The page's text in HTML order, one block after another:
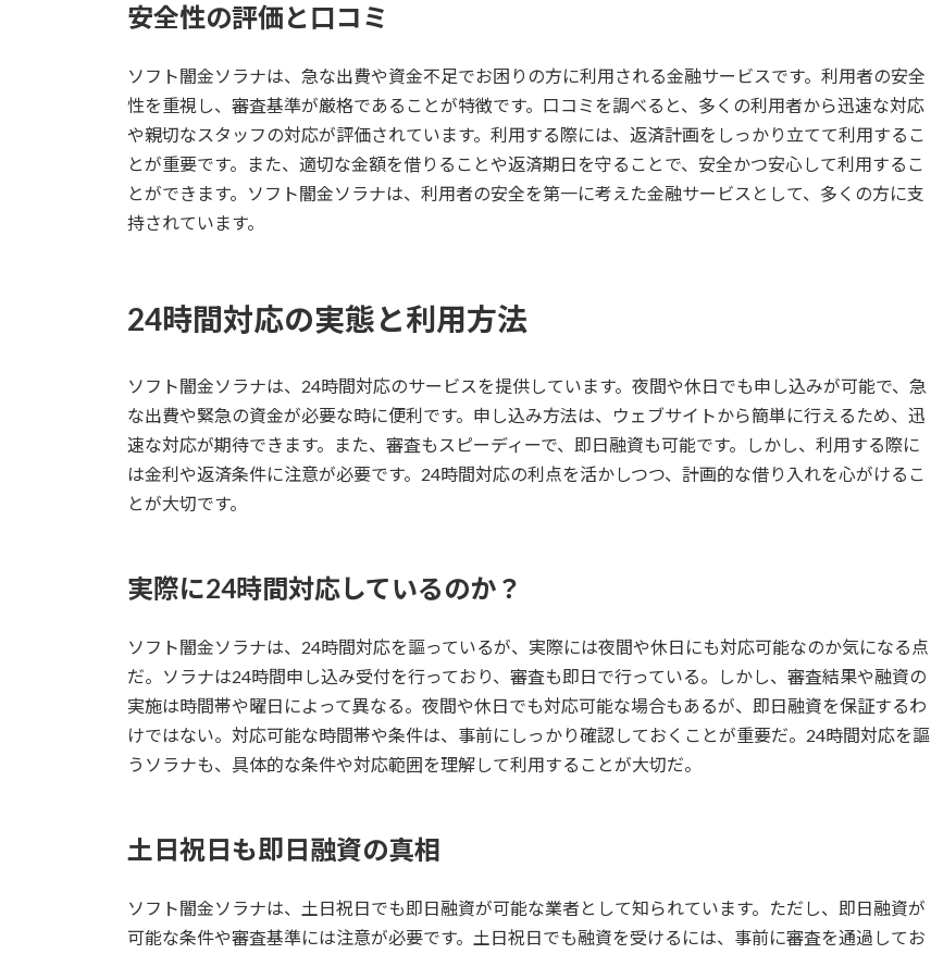
安全性の評価と口コミ
ソフト闇金ソラナは、急な出費や資金不足でお困りの方に利用される金融サービスです。利用者の安全
性を重視し、審査基準が厳格であることが特徴です。口コミを調べると、多くの利用者から迅速な対応
や親切なスタッフの対応が評価されています。利用する際には、返済計画をしっかり立てて利用するこ
とが重要です。また、適切な金額を借りることや返済期日を守ることで、安全かつ安心して利用するこ
とができます。ソフト闇金ソラナは、利用者の安全を第一に考えた金融サービスとして、多くの方に支
持されています。
24時間対応の実態と利用方法
ソフト闇金ソラナは、24時間対応のサービスを提供しています。夜間や休日でも申し込みが可能で、急
な出費や緊急の資金が必要な時に便利です。申し込み方法は、ウェブサイトから簡単に行えるため、迅
速な対応が期待できます。また、審査もスピーディーで、即日融資も可能です。しかし、利用する際に
は金利や返済条件に注意が必要です。24時間対応の利点を活かしつつ、計画的な借り入れを心がけるこ
とが大切です。
実際に24時間対応しているのか？
ソフト闇金ソラナは、24時間対応を謳っているが、実際には夜間や休日にも対応可能なのか気になる点
だ。ソラナは24時間申し込み受付を行っており、審査も即日で行っている。しかし、審査結果や融資の
実施は時間帯や曜日によって異なる。夜間や休日でも対応可能な場合もあるが、即日融資を保証するわ
けではない。対応可能な時間帯や条件は、事前にしっかり確認しておくことが重要だ。24時間対応を謳
うソラナも、具体的な条件や対応範囲を理解して利用することが大切だ。
土日祝日も即日融資の真相
ソフト闇金ソラナは、土日祝日でも即日融資が可能な業者として知られています。ただし、即日融資が
可能な条件や審査基準には注意が必要です。土日祝日でも融資を受けるには、事前に審査を通過してお